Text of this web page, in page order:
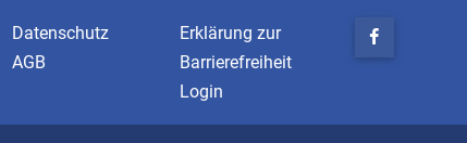
Datenschutz
AGB
Erklärung zur
Barrierefreiheit
Login